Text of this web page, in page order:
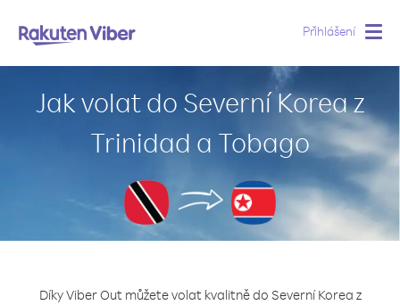
Přihlášení
Jak volat do Severní Korea z
Trinidad a Tobago
Díky Viber Out můžete volat kvalitně do Severní Korea z